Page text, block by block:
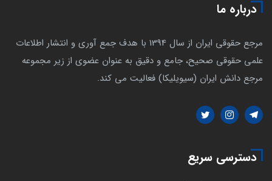
درباره ما
مرجع حقوقی ایران از سال 1394 با هدف جمع آوری و انتشار اطلاعات
علمی حقوقی صحیح، جامع و دقیق به عنوان عضوی از زیر مجموعه
مرجع دانش ایران (سیویلیکا) فعالیت می کند.
دسترسی سریع